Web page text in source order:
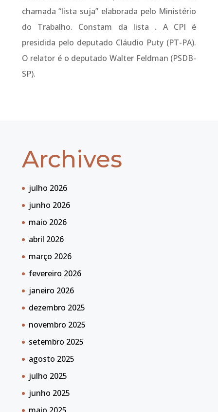
chamada “lista suja” elaborada pelo Ministério
do Trabalho. Constam da lista . A CPI é
presidida pelo deputado Cláudio Puty (PT-PA).
O relator é o deputado Walter Feldman (PSDB-
SP).
Archives
julho 2026
junho 2026
maio 2026
abril 2026
março 2026
fevereiro 2026
janeiro 2026
dezembro 2025
novembro 2025
setembro 2025
agosto 2025
julho 2025
junho 2025